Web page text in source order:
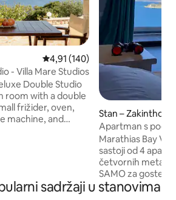
Prosječna ocjena: 4,91/5,
4,91 (140)
- Villa Mare Studios
Double Studio
room with a double
frižider, oven,
machine, and
verande pruža se
Stan – Zakinthos
Apartman s
Marathias Bay
sastoji od 4
četvornih metara.
SAMO za goste
daleko od
sadržaji u stanovima